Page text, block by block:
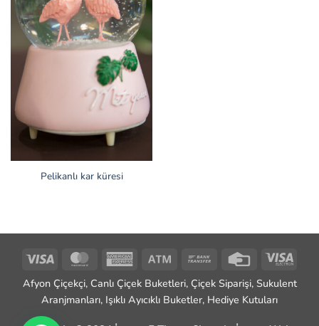
Pelikanlı kar küresi
Visa MasterCardAmerican
Atm
Bank
Credit
Visa
Afyon Çiçekçi, Canlı Çiçek Buketleri, Çiçek Siparişi, Sukulent
Aranjmanları, Işıklı Ayıcıklı Buketler, Hediye Kutuları